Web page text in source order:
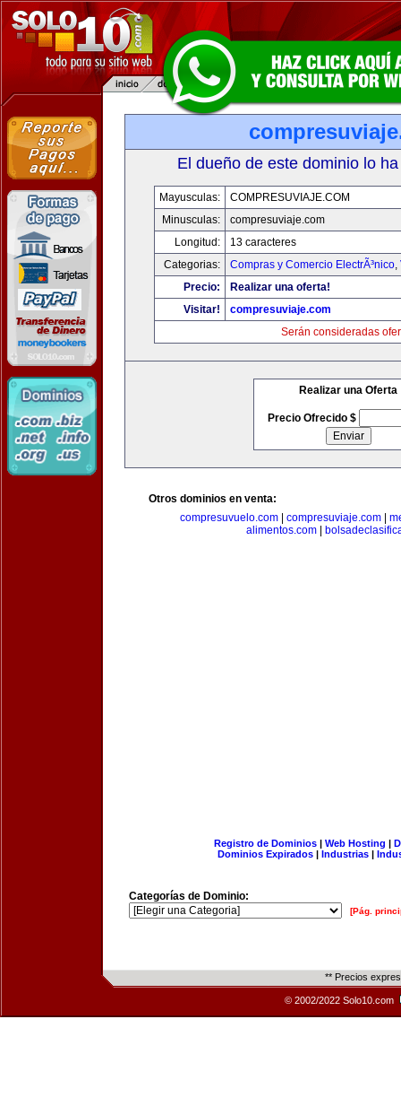
El dueño de este dominio lo
Mayusculas:
COMPRESUVIAJE.COM
Minusculas:
compresuviaje.com
Longitud:
13 caracteres
Categorias:
Compras y Comercio ElectrÃ³nico,
Precio:
Realizar una oferta!
Visitar!
compresuviaje.com
Serán consideradas
Realizar una Oferta
Precio Ofrecido $
Otros dominios en venta:
compresuvuelo.com
compresuviaje.com
alimentos.com
Registro de Dominios| Web Hosting |
Dominios Expirados | Industrias |
Categorías de Dominio:
[Pág.
** Precios
© 2002/2022 Solo10.com